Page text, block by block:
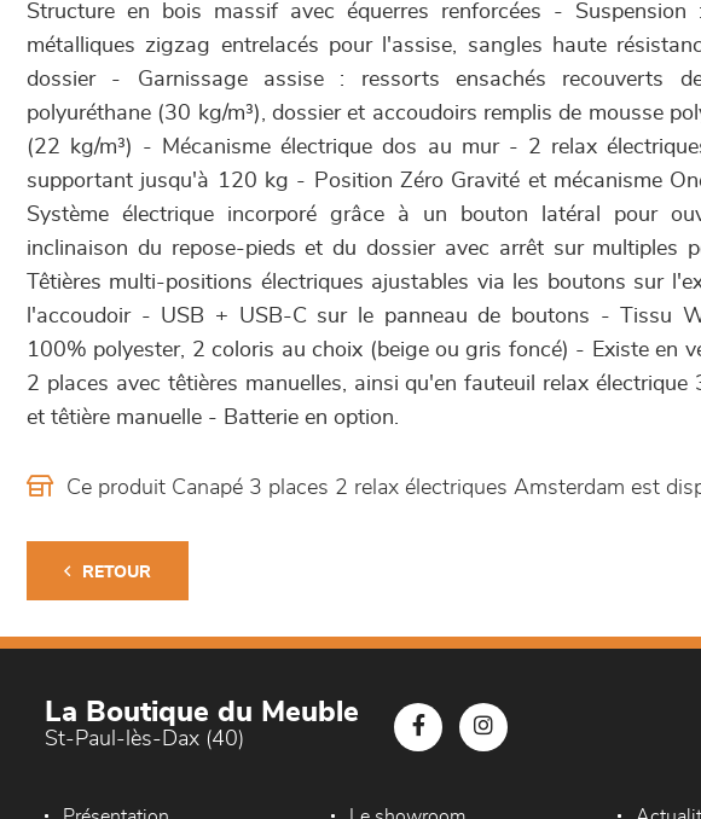
Structure en bois massif avec équerres renforcées - Suspension
métalliques zigzag entrelacés pour l'assise, sangles haute
dossier - Garnissage assise : ressorts ensachés recouverts
polyuréthane (30 kg/m³), dossier et accoudoirs remplis de mousse
(22 kg/m³) - Mécanisme électrique dos au mur - 2 relax
supportant jusqu'à 120 kg - Position Zéro Gravité et mécanisme
Système électrique incorporé grâce à un bouton latéral pour
inclinaison du repose-pieds et du dossier avec arrêt sur multiples
Têtières multi-positions électriques ajustables via les boutons sur
l'accoudoir - USB + USB-C sur le panneau de boutons - Tissu
100% polyester, 2 coloris au choix (beige ou gris foncé) - Existe en
2 places avec têtières manuelles, ainsi qu'en fauteuil relax électrique
et têtière manuelle - Batterie en option.
Ce produit Canapé 3 places 2 relax électriques Amsterdam est
RETOUR
La Boutique du Meuble
St-Paul-lès-Dax (40)